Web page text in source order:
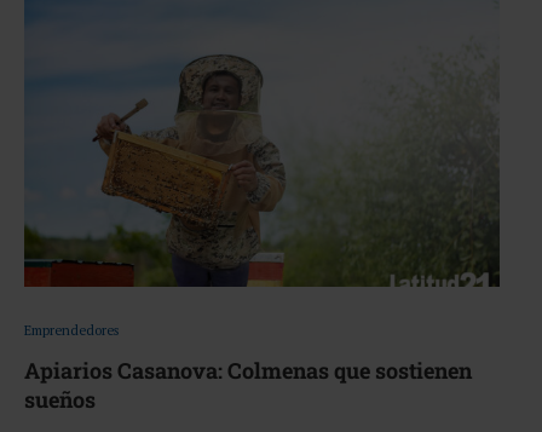
Emprendedores
Apiarios Casanova: Colmenas que sostienen
sueños